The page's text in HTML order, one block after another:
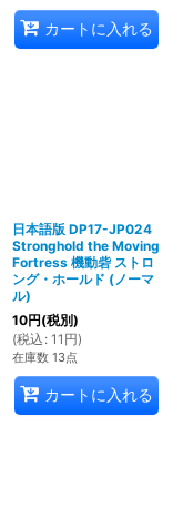
カートに入れる
日本語版 DP17-JP024
Stronghold the Moving
Fortress 機動砦 ストロ
ング・ホールド (ノーマ
ル)
10円(税別)
(税込 : 11 円)
在庫数 13点
カートに入れる